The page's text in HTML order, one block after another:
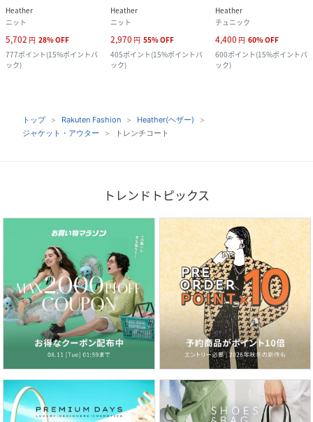
Heather
ニット
5,702 円 28%OFF
777ポイント(15%ポイントバ
ック)
Heather
ニット
2,970 円 55%OFF
405ポイント(15%ポイントバ
ック)
Heather
チュニック
4,400 円 60%OFF
600ポイント(15%ポイントバ
ック)
トップ Rakuten Fashion
Heather(ヘザー)
ジャケット・アウター
トレンチコート
トレンドトピックス